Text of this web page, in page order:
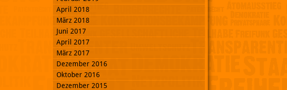
April 2018
März 2018
Juni 2017
April 2017
März 2017
Dezember 2016
Oktober 2016
Dezember 2015